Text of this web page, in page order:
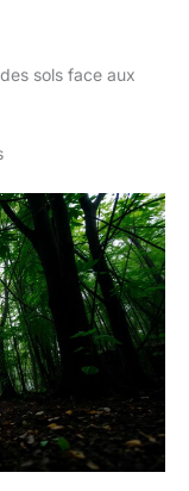
sols face aux